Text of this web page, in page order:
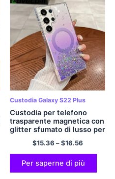
Custodia Galaxy S22 Plus
Custodia per telefono
trasparente magnetica con
glitter sfumato di lusso per
Samsung Galaxy S23 S22
Ultra Plus. Cover morbida
antiurto per paraurti
$15.36 –$16.56
Per saperne di più